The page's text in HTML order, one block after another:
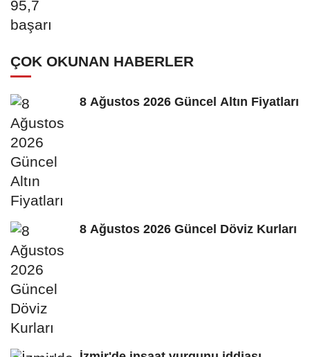
ÇOK OKUNAN HABERLER
8 Ağustos 2026 Güncel Altın Fiyatları
8 Ağustos 2026 Güncel Döviz Kurları